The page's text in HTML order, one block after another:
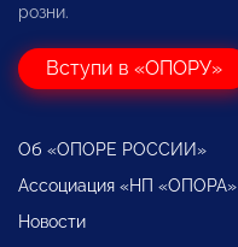
розни.
Вступи в «ОПОРУ»
Об «ОПОРЕ РОССИИ»
Ассоциация «НП «ОПОРА»
Новости